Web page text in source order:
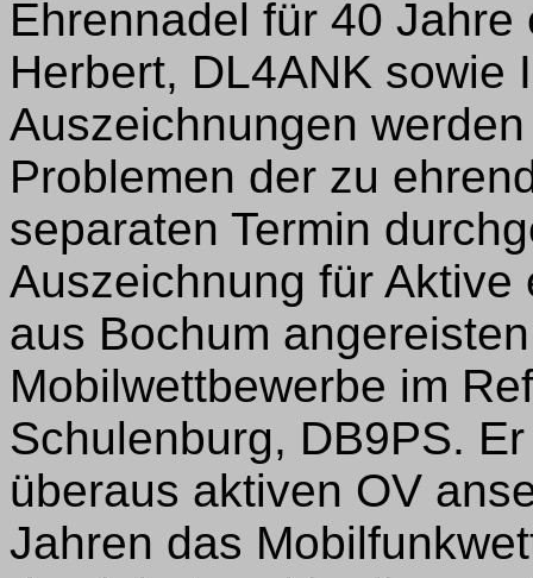
Ehrennadel für 40
Herbert, DL4ANK sowie
Auszeichnungen
Problemen der zu
separaten Termin
Auszeichnung für
aus Bochum
Mobilwettbewerbe im
Schulenburg, DB9PS.
überaus aktiven OV
Jahren das